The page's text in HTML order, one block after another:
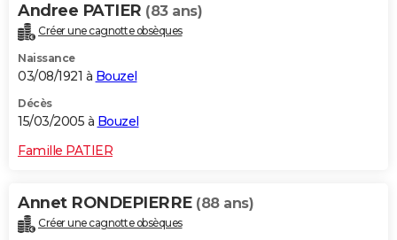
Andree PATIER (83 ans)
Créer une cagnotte obsèques
Naissance
03/08/1921 à Bouzel
Décès
15/03/2005 à Bouzel
Famille PATIER
Annet RONDEPIERRE (88 ans)
Créer une cagnotte obsèques